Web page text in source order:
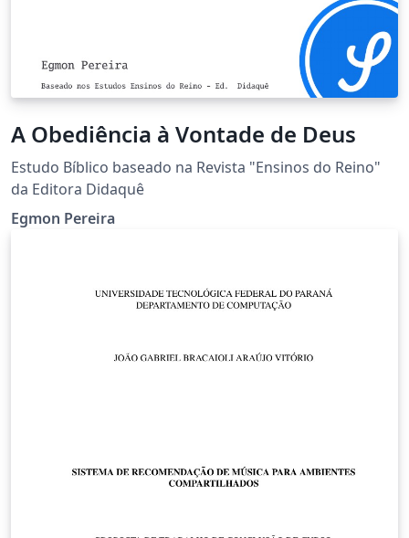
A Obediência à Vontade de Deus
Estudo Bíblico baseado na Revista "Ensinos do Reino"
da Editora Didaquê
Egmon Pereira